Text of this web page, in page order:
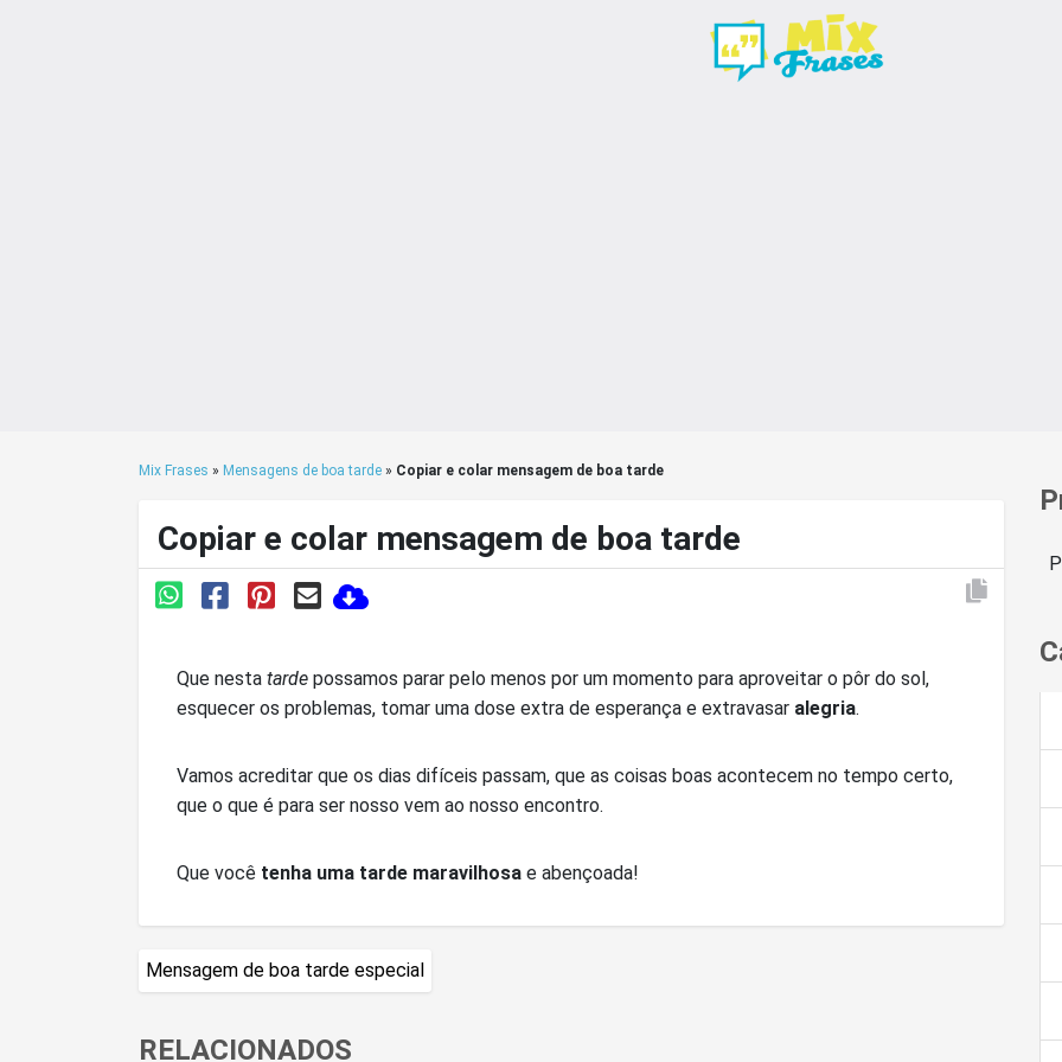
Mix Frases » Mensagens de boa tarde » Copiar e colar mensagem de boa tarde
Copiar e colar mensagem de boa tarde
Que nesta tarde possamos parar pelo menos por um momento para aproveitar o pôr do sol,
esquecer os problemas, tomar uma dose extra de esperança e extravasar alegria.
Vamos acreditar que os dias difíceis passam, que as coisas boas acontecem no tempo certo,
que o que é para ser nosso vem ao nosso encontro.
Que você tenha uma tarde maravilhosa e abençoada!
Mensagem de boa tarde especial
RELACIONADOS